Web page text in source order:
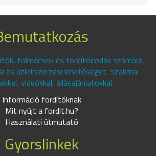
tolmácsok és fordítóirodák számára
és üzletszerzési lehetőséget. Szakmai
videókkal, állásajánlatokkal.
Információ fordítóknak
Mit nyújt a fordit.hu?
Használati útmutató
Gyorslinkek